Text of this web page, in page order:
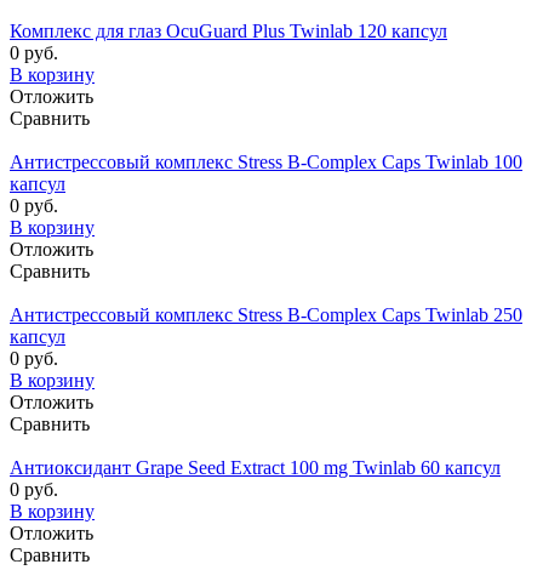
Комплекс для глаз OcuGuard Plus Twinlab 120 капсул
0 руб.
В корзину
Отложить
Сравнить
Антистрессовый комплекс Stress B-Complex Caps Twinlab 100
капсул
0 руб.
В корзину
Отложить
Сравнить
Антистрессовый комплекс Stress B-Complex Caps Twinlab 250
капсул
0 руб.
В корзину
Отложить
Сравнить
Антиоксидант Grape Seed Extract 100 mg Twinlab 60 капсул
0 руб.
В корзину
Отложить
Сравнить